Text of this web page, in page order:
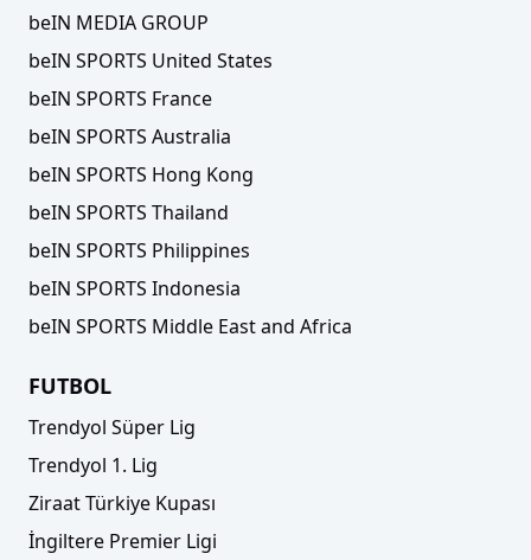
beIN MEDIA GROUP
beIN SPORTS United States
beIN SPORTS France
beIN SPORTS Australia
beIN SPORTS Hong Kong
beIN SPORTS Thailand
beIN SPORTS Philippines
beIN SPORTS Indonesia
beIN SPORTS Middle East and Africa
FUTBOL
Trendyol Süper Lig
Trendyol 1. Lig
Ziraat Türkiye Kupası
İngiltere Premier Ligi